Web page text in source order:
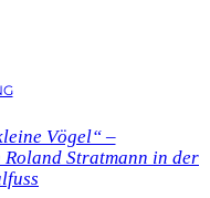
Vögel“ –
Stratmann in der